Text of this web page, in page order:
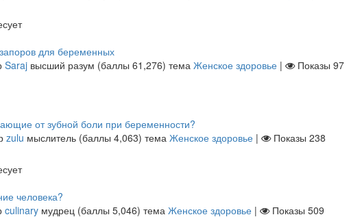
для беременных
Saraj высший разум (баллы 61,276) тема Женское здоровье | Показы 97
от зубной боли при беременности?
zulu мыслитель (баллы 4,063) тема Женское здоровье | Показы 238
человека?
culinary мудрец (баллы 5,046) тема Женское здоровье | Показы 509